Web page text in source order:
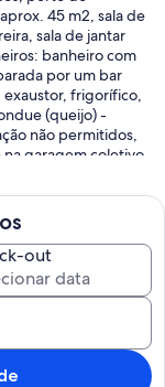
45 m2, sala de
sala de jantar
banheiro com
por um bar
frigorífico,
(queijo) -
não permitidos,
na garagem coletivo
de cozinha
Toalhas de banho
de cama: -
lugares privados
- Depósito:
cancelamento:
em caso de
do aluguel. -
out